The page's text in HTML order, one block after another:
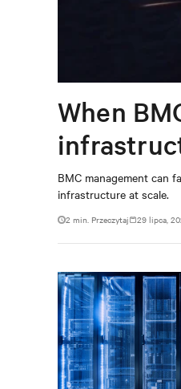
When
BMC management can
infrastructure at scale.
2 min. Przeczytaj 29 lipca,